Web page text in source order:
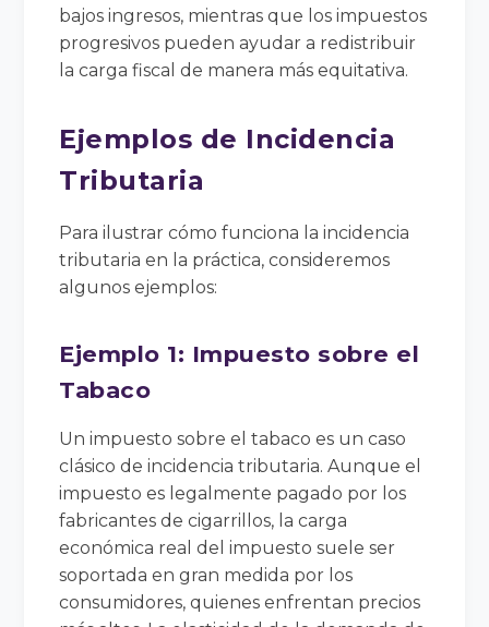
bajos ingresos, mientras que los impuestos
progresivos pueden ayudar a redistribuir
la carga fiscal de manera más equitativa.
Ejemplos de Incidencia
Tributaria
Para ilustrar cómo funciona la incidencia
tributaria en la práctica, consideremos
algunos ejemplos:
Ejemplo 1: Impuesto sobre el
Tabaco
Un impuesto sobre el tabaco es un caso
clásico de incidencia tributaria. Aunque el
impuesto es legalmente pagado por los
fabricantes de cigarrillos, la carga
económica real del impuesto suele ser
soportada en gran medida por los
consumidores, quienes enfrentan precios